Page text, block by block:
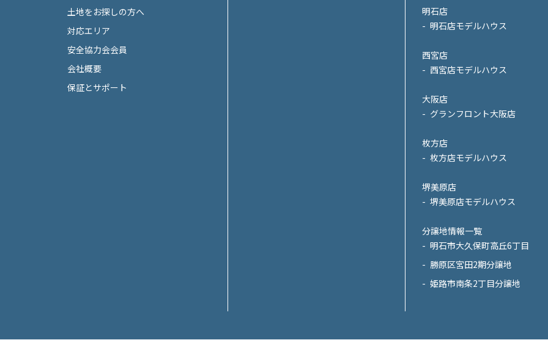
土地をお探しの方へ
対応エリア
安全協力会会員
会社概要
保証とサポート
明石店
明石店モデルハウス
西宮店
西宮店モデルハウス
大阪店
グランフロント大阪店
枚方店
枚方店モデルハウス
堺美原店
堺美原店モデルハウス
分譲地情報一覧
明石市大久保町高丘6丁目
勝原区宮田2期分譲地
姫路市南条2丁目分譲地